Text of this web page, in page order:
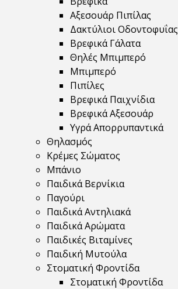
Αξεσουάρ Πιπίλας
Δακτύλιοι Οδοντοφυΐας
Βρεφικά Γάλατα
Θηλές Μπιμπερό
Μπιμπερό
Πιπίλες
Βρεφικά Παιχνίδια
Βρεφικά Αξεσουάρ
Υγρά Απορρυπαντικά
Θηλασμός
Κρέμες Σώματος
Μπάνιο
Παιδικά Βερνίκια
Παγούρι
Παιδικά Αντηλιακά
Παιδικά Αρώματα
Παιδικές Βιταμίνες
Παιδική Μυτούλα
Στοματική Φροντίδα
Στοματική Φροντίδα